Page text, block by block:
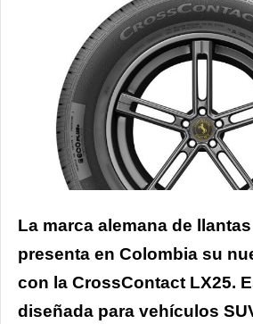
La marca alemana de
presenta en Colombia su
con la CrossContact LX25.
diseñada para vehículos